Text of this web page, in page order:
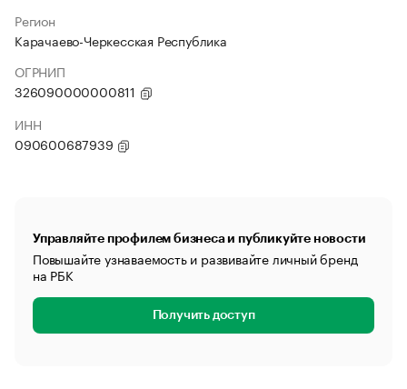
Регион
Карачаево-Черкесская Республика
ОГРНИП
326090000000811
ИНН
090600687939
Управляйте профилем бизнеса и публикуйте новости
Повышайте узнаваемость и развивайте личный бренд
на РБК
Получить доступ